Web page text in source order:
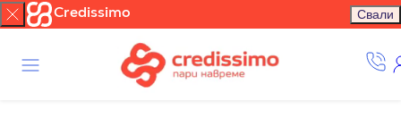
Credissimo Свали